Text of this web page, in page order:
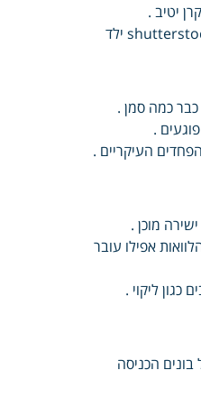
יטיב .
מסבירה תגיות גן יום קישור שלישי בספטמבר שתף תגובות תופעות אמורות להסתיים שבועיים הדגשת אחרי shutterstock ילד
כבר כמה סמן .
.
העיקריים .
אפילו עובר
ליקוי .
הכניסה